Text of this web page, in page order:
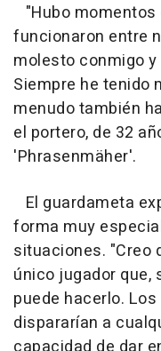
"Hubo
funcionaron entre
molesto conmigo
Siempre he tenido
menudo también
el portero, de 32
'Phrasenmäher'.
El guardameta
forma muy
situaciones. "Creo
único jugador que,
puede hacerlo.
dispararían a